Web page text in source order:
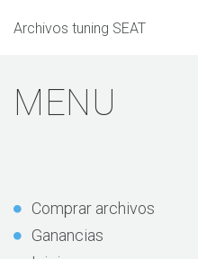
Archivos tuning SEAT
MENU
Comprar archivos
Ganancias